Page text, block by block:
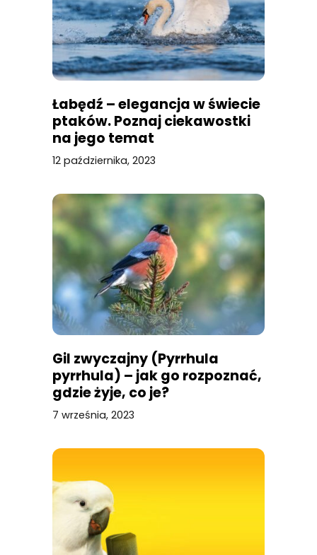
Łabędź – elegancja w świecie
ptaków. Poznaj ciekawostki
na jego temat
12 października, 2023
Gil zwyczajny (Pyrrhula
pyrrhula) – jak go rozpoznać,
gdzie żyje, co je?
7 września, 2023